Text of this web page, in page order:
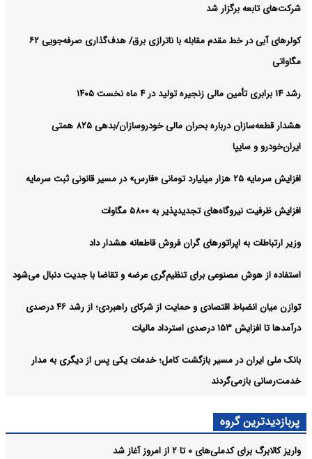
شرکت‌های تابعه برگزار شد
کولرهای آبی در خط مقدم مقابله با ناترازی برق/ هدف‌گذاری صرفه‌جویی ۶۲
مگاواتی
رشد ۱۴ برابری تأمین مالی زنجیره تولید در ۴ ماه نخست ۱۴۰۵
هشدار قطعه‌سازان درباره بحران مالی خودروسازان/بدهی ۸۲۵ همتی
ایران‌خودرو و سایپا
افزایش سرمایه ۲۵ هزار میلیارد تومانی «فارس» در مسیر قانونی ثبت سرمایه
افزایش ظرفیت نیروگاه‌های تجدیدپذیر به ۵۸۰۰ مگاوات
وزیر ارتباطات به اپراتورهای گران فروش قاطعانه هشدار داد
استفاده از هوش مصنوعی برای تنظیم‌گری عرضه و تقاضا با جدیت دنبال می‌شود
توازن میان انضباط اقتصادی و حمایت از شرکای راهبردی؛ از رشد ۴۶ درصدی
درآمدها تا افزایش ۱۵۳ درصدی استرداد مالیات
بانک ملی ایران در مسیر بازگشت کامل؛ خدمات یکی پس از دیگری به مدار
خدمت‌رسانی بازمی‌گردند
پربازدیدترین گروه
واریز کالابرگ برای کدملی‌های ۰ تا ۲ از امروز آغاز شد